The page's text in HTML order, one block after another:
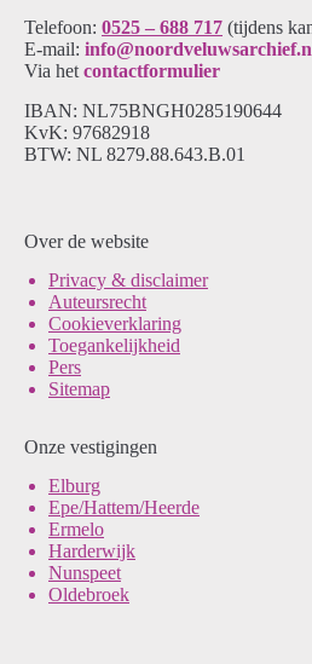
Telefoon: 0525 – 688 717 (tijdens
E-mail:
Via het contactformulier
IBAN: NL75BNGH0285190644
KvK: 97682918
BTW: NL 8279.88.643.B.01
Onze vestigingen
Elburg
Epe/Hattem/Heerde
Ermelo
Harderwijk
Nunspeet
Oldebroek
Over de website
Privacy & disclaimer
Auteursrecht
Cookieverklaring
Toegankelijkheid
Pers
Sitemap